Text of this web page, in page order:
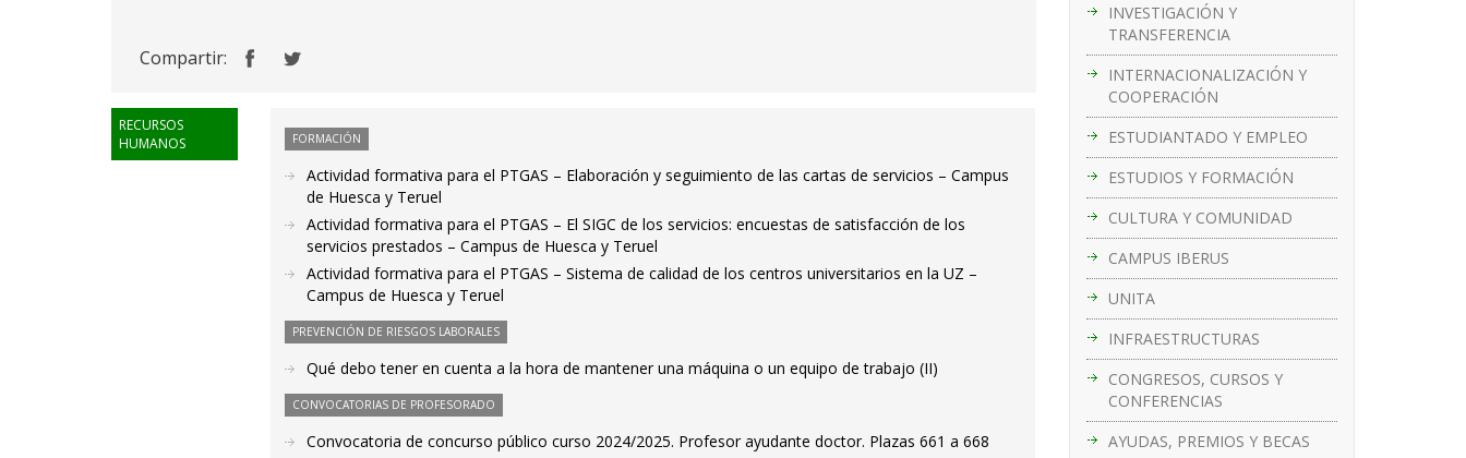
INVESTIGACIÓN Y
TRANSFERENCIA
INTERNACIONALIZACIÓN Y
COOPERACIÓN
ESTUDIANTADO Y EMPLEO
ESTUDIOS Y FORMACIÓN
CULTURA Y COMUNIDAD
CAMPUS IBERUS
UNITA
INFRAESTRUCTURAS
CONGRESOS, CURSOS Y
CONFERENCIAS
AYUDAS, PREMIOS Y BECAS
Compartir:
RECURSOS
HUMANOS
FORMACIÓN
Actividad formativa para el PTGAS – Elaboración y seguimiento de las cartas de servicios – Campus
de Huesca y Teruel
Actividad formativa para el PTGAS – El SIGC de los servicios: encuestas de satisfacción de los
servicios prestados – Campus de Huesca y Teruel
Actividad formativa para el PTGAS – Sistema de calidad de los centros universitarios en la UZ –
Campus de Huesca y Teruel
PREVENCIÓN DE RIESGOS LABORALES
Qué debo tener en cuenta a la hora de mantener una máquina o un equipo de trabajo (II)
CONVOCATORIAS DE PROFESORADO
Convocatoria de concurso público curso 2024/2025. Profesor ayudante doctor. Plazas 661 a 668